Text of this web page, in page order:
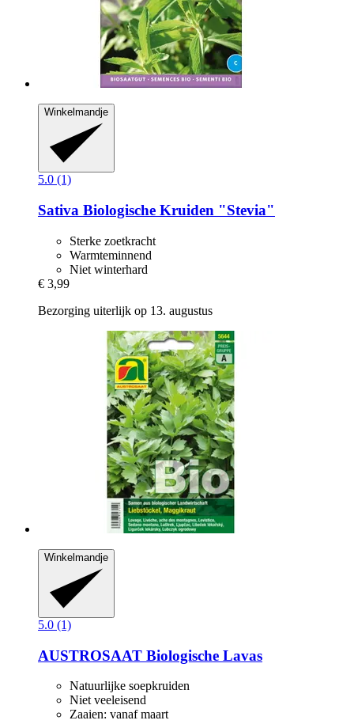
Winkelmandje
5.0 (1)
Sativa Biologische Kruiden "Stevia"
Sterke zoetkracht
Warmteminnend
Niet winterhard
€ 3,99
Bezorging uiterlijk op 13. augustus
Winkelmandje
5.0 (1)
AUSTROSAAT Biologische Lavas
Natuurlijke soepkruiden
Niet veeleisend
Zaaien: vanaf maart